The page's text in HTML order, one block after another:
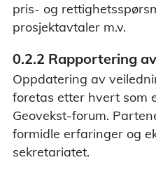
pris- og
prosjektavtaler m.v.
0.2.2 Rapportering
Oppdatering av
foretas etter hvert som
Geovekst-forum.
formidle erfaringer og
sekretariatet.